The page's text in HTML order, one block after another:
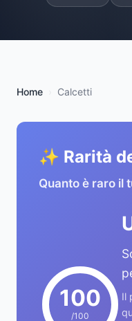
Home Calcetti
✨ Rarità
Quanto è raro il
100
/100
Il